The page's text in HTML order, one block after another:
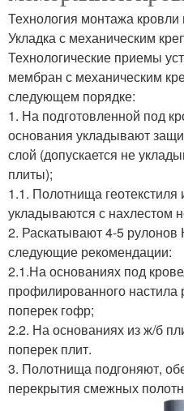
Технология монтажа
Укладка с механическим
Технологические приемы
мембран с механическим
следующем порядке:
1. На подготовленной под
основания укладывают
слой (допускается не
плиты);
1.1. Полотнища геотекстиля
укладываются с нахлестом
2. Раскатывают 4-5 рулонов
следующие рекомендации:
2.1.На основаниях под
профилированного
поперек гофр;
2.2. На основаниях из ж/б
поперек плит.
3. Полотнища подгоняют,
перекрытия смежных